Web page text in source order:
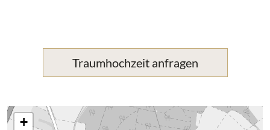
Traumhochzeit anfragen
+